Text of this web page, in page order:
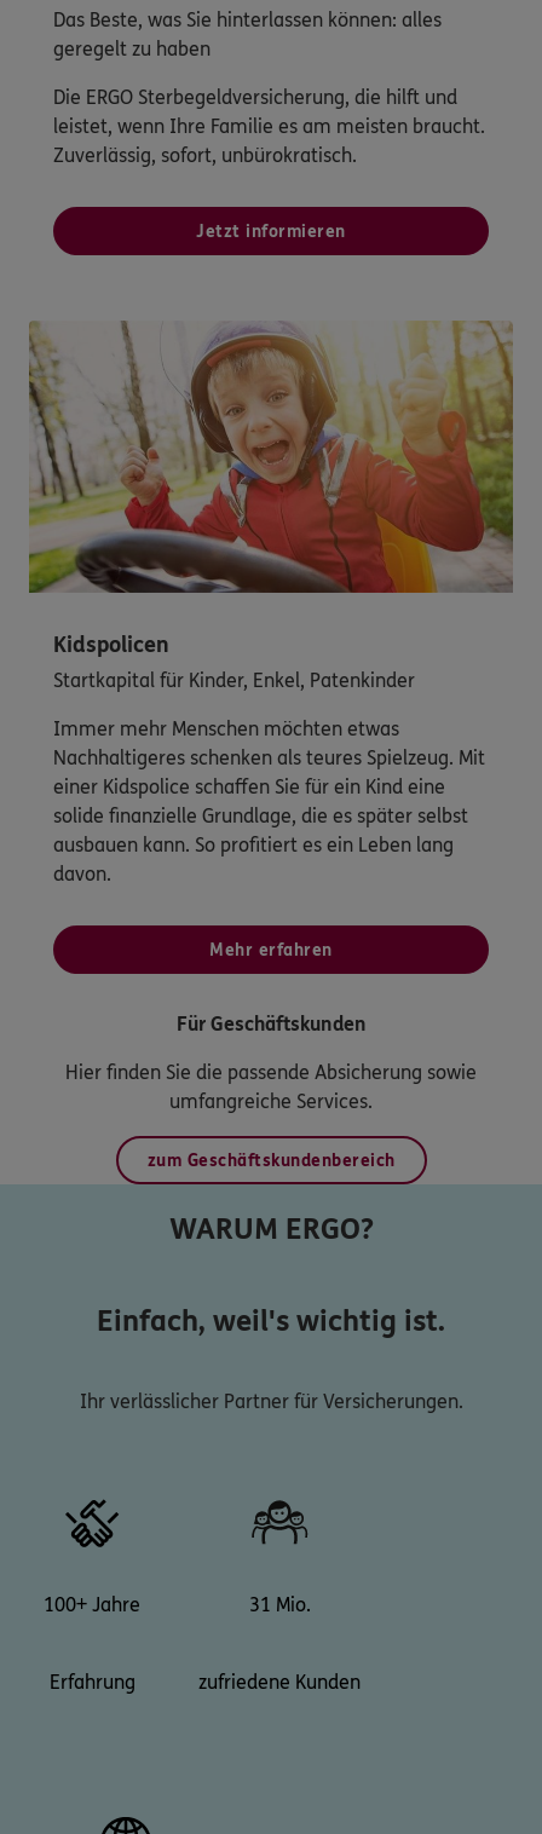
Das Beste, was Sie hinterlassen können: alles
geregelt zu haben
Die ERGO Sterbegeldversicherung, die hilft und
leistet, wenn Ihre Familie es am meisten braucht.
Zuverlässig, sofort, unbürokratisch.
Jetzt informieren
Kidspolicen
Startkapital für Kinder, Enkel, Patenkinder
Immer mehr Menschen möchten etwas
Nachhaltigeres schenken als teures Spielzeug. Mit
einer Kidspolice schaffen Sie für ein Kind eine
solide finanzielle Grundlage, die es später selbst
ausbauen kann. So profitiert es ein Leben lang
davon.
Mehr erfahren
Für Geschäftskunden
Hier finden Sie die passende Absicherung sowie
umfangreiche Services.
zum Geschäftskundenbereich
WARUM ERGO?
Einfach, weil's wichtig ist.
Ihr verlässlicher Partner für Versicherungen.
100+ Jahre
Erfahrung
31 Mio.
zufriedene Kunden